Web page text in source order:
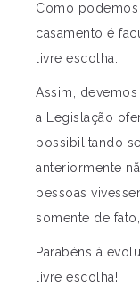
Como
casamento é
livre escolha.
Assim,
a Legislação
possibilitando
anteriormente
pessoas
somente de
Parabéns à
livre escolha!